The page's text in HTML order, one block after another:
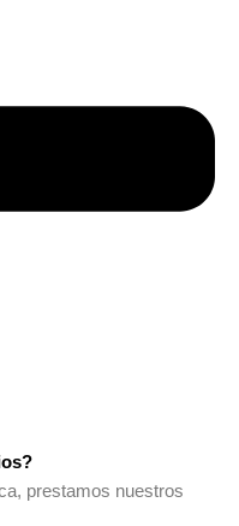
prestamos nuestros